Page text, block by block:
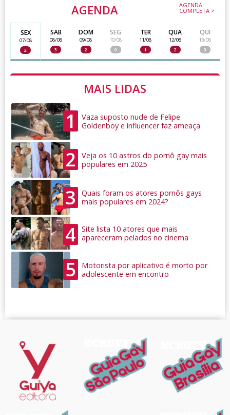
AGENDA AGENDA
COMPLETA >
SEX
07/08
2
SAB
08/08
3
DOM
09/08
2
SEG
10/08
0
TER
11/08
1
QUA
12/08
2
QUI
13/08
0
MAIS LIDAS
1
Vaza suposto nude de Felipe
Goldenboy e influencer faz ameaça
2
Veja os 10 astros do pornô gay mais
populares em 2025
3
Quais foram os atores pornôs gays
mais populares em 2024?
4
Site lista 10 atores que mais
apareceram pelados no cinema
5
Motorista por aplicativo é morto por
adolescente em encontro